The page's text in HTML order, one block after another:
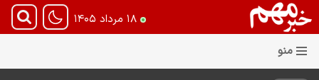
۱۸ مرداد ۱۴۰۵